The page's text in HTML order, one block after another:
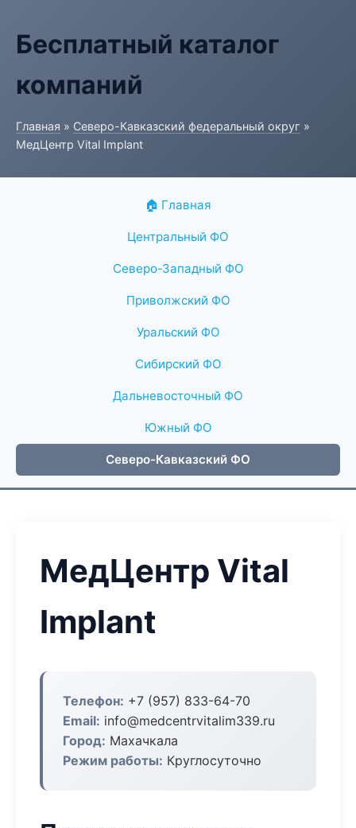
Бесплатный каталог
компаний
Главная » Северо-Кавказский федеральный округ »
МедЦентр Vital Implant
🏠 Главная
Центральный ФО
Северо-Западный ФО
Приволжский ФО
Уральский ФО
Сибирский ФО
Дальневосточный ФО
Южный ФО
Северо-Кавказский ФО
МедЦентр Vital
Implant
Телефон: +7 (957) 833-64-70
Email: info@medcentrvitalim339.ru
Город: Махачкала
Режим работы: Круглосуточно